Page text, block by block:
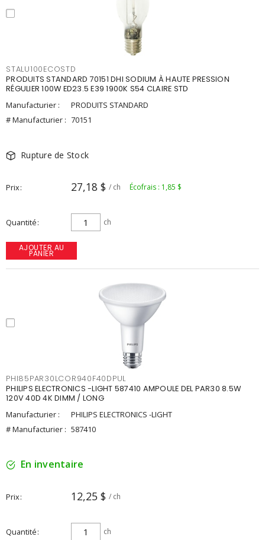
STALU100ECOSTD
PRODUITS STANDARD 70151 DHI SODIUM À HAUTE PRESSION
RÉGULIER 100W ED23.5 E39 1900K S54 CLAIRE STD
Manufacturier :
PRODUITS STANDARD
# Manufacturier : 70151
Rupture de Stock
Prix 27,18 $ / ch Écofrais : 1,85 $
Quantité ch
AJOUTER AU
PANIER
PHI85PAR30LCOR940F40DPUL
PHILIPS ELECTRONICS -LIGHT 587410 AMPOULE DEL PAR30 8.5W
120V 40D 4K DIMM / LONG
Manufacturier :
PHILIPS ELECTRONICS -LIGHT
# Manufacturier : 587410
En inventaire
Prix 12,25 $ / ch
Quantité ch